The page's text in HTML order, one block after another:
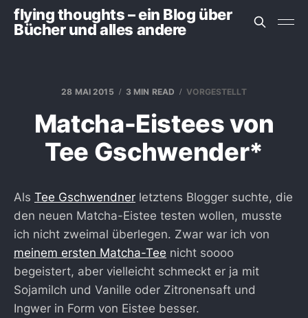
flying thoughts – ein Blog über
Bücher und alles andere
28 MAI 2015 3 MIN READ VORGESTELLT
Matcha-Eistees von
Tee Gschwender*
Als Tee Gschwendner letztens Blogger suchte, die
den neuen Matcha-Eistee testen wollen, musste
ich nicht zweimal überlegen. Zwar war ich von
meinem ersten Matcha-Tee nicht soooo
begeistert, aber vielleicht schmeckt er ja mit
Sojamilch und Vanille oder Zitronensaft und
Ingwer in Form von Eistee besser.